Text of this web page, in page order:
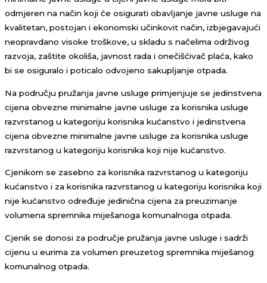
odmjeren na način koji će osigurati obavljanje javne usluge na
kvalitetan, postojan i ekonomski učinkovit način, izbjegavajući
neopravdano visoke troškove, u skladu s načelima održivog
razvoja, zaštite okoliša, javnost rada i onečišćivač plaća, kako
bi se osiguralo i poticalo odvojeno sakupljanje otpada.
Na području pružanja javne usluge primjenjuje se jedinstvena
cijena obvezne minimalne javne usluge za korisnika usluge
razvrstanog u kategoriju korisnika kućanstvo i jedinstvena
cijena obvezne minimalne javne usluge za korisnika usluge
razvrstanog u kategoriju korisnika koji nije kućanstvo.
Cjenikom se zasebno za korisnika razvrstanog u kategoriju
kućanstvo i za korisnika razvrstanog u kategoriju korisnika koji
nije kućanstvo određuje jedinična cijena za preuzimanje
volumena spremnika miješanoga komunalnoga otpada.
Cjenik se donosi za područje pružanja javne usluge i sadrži
cijenu u eurima za volumen preuzetog spremnika miješanog
komunalnog otpada.